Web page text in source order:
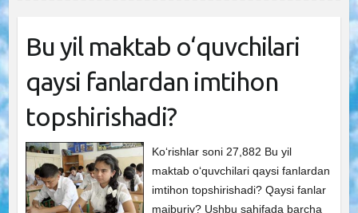
Bu yil maktab o‘quvchilari
qaysi fanlardan imtihon
topshirishadi?
Ko‘rishlar soni 27,882 Bu yil
maktab o‘quvchilari qaysi fanlardan
imtihon topshirishadi? Qaysi fanlar
majburiy? Ushbu sahifada barcha